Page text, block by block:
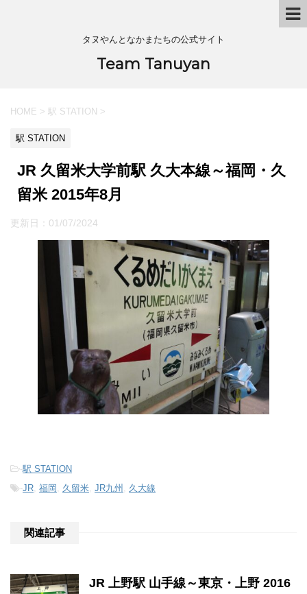
タヌやんとなかまたちの公式サイト
Team Tanuyan
HOME > 駅 STATION >
駅 STATION
JR 久留米大学前駅 久大本線～福岡・久
留米 2015年8月
更新日： 01/07/2024
-駅 STATION
-JR 福岡 久留米 JR九州 久大線
関連記事
JR 上野駅 山手線～東京・上野 2016